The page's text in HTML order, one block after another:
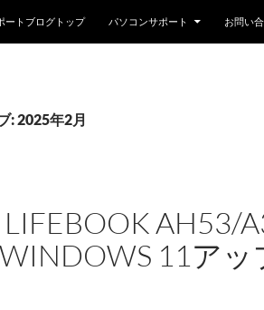
ートブログトップ
パソコンサポート お問い
: 2025年2月
AH53/
11アッ